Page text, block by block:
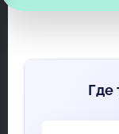
Где